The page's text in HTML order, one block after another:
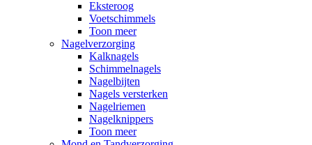
Eksteroog
Voetschimmels
Toon meer
Nagelverzorging
Kalknagels
Schimmelnagels
Nagelbijten
Nagels versterken
Nagelriemen
Nagelknippers
Toon meer